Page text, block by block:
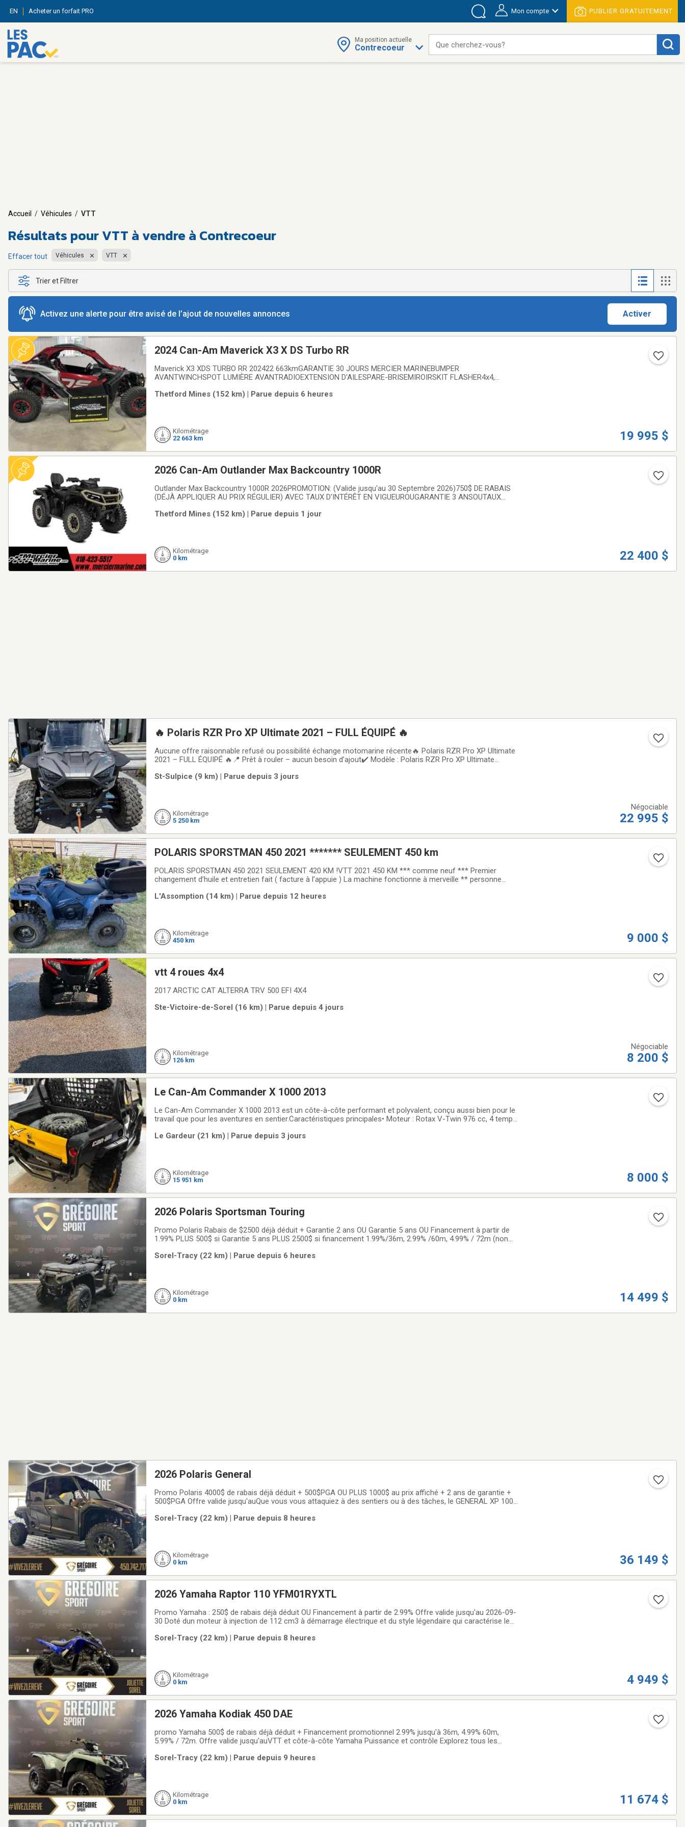
EN Acheter un forfait PRO Mon compte PUBLIER GRATUITEMENT
Ma position actuelle
Contrecoeur Que cherchez-vous?
Accueil / Véhicules / VTT
Résultats pourVTT à vendre à Contrecoeur
Effacer tout Véhicules VTT
Trier et Filtrer
Activez une alerte pour être avisé de l’ajout de nouvelles annonces Activer
2024 Can-Am Maverick X3 X DS Turbo RR
Maverick X3 XDS TURBO RR 202422 663kmGARANTIE 30 JOURS MERCIER MARINEBUMPER
AVANTWINCHSPOT LUMIÈRE AVANTRADIOEXTENSION D'AILESPARE-BRISEMIROIRSKIT FLASHER4x4,
cylindres, 200.0 CV, 900.0 CC, Garantie: 30 JOURS----------------------4x4, Gasoline,
Thetford Mines (152 km) | Parue depuis 6 heures
Kilométrage
22 663 km
19 995 $
2026 Can-Am Outlander Max Backcountry 1000R
Outlander Max Backcountry 1000R 2026PROMOTION: (Valide jusqu'au 30 Septembre 2026)750$ DE RABAIS
(DÉJÀ APPLIQUER AU PRIX RÉGULIER) AVEC TAUX D'INTÉRÊT EN VIGUEUROUGARANTIE 3 ANSOUTAUX
Transmission: Automatique, L-H-N-R-P vitesses, Système de refroidissement:
Thetford Mines (152 km) | Parue depuis 1 jour
Kilométrage
0 km
22 400 $
🔥 Polaris RZR Pro XP Ultimate 2021 – FULL ÉQUIPÉ 🔥
Aucune offre raisonnable refusé ou possibilité échange motomarine récente🔥 Polaris RZR Pro XP Ultimate
2021 – FULL ÉQUIPÉ 🔥📍 Prêt à rouler – aucun besoin d’ajout✔️ Modèle : Polaris RZR Pro XP Ultimate
rouille / très propre🔊 ÉQUIPEMENTS
St-Sulpice (9 km) | Parue depuis 3 jours
Kilométrage
5 250 km
Négociable
22 995 $
POLARIS SPORSTMAN 450 2021 ******* SEULEMENT 450 km
POLARIS SPORSTMAN 450 2021 SEULEMENT 420 KM !VTT 2021 450 KM *** comme neuf *** Premier
changement d’huile et entretien fait ( facture à l’appuie ) La machine fonctionne à merveille ** personne
L'Assomption (14 km) | Parue depuis 12 heures
Kilométrage
450 km
9 000 $
vtt 4 roues 4x4
2017 ARCTIC CAT ALTERRA TRV 500 EFI 4X4
Ste-Victoire-de-Sorel (16 km) | Parue depuis 4 jours
Kilométrage
126 km
Négociable
8 200 $
Le Can-Am Commander X 1000 2013
Le Can-Am Commander X 1000 2013 est un côte-à-côte performant et polyvalent, conçu aussi bien pour le
travail que pour les aventures en sentier.Caractéristiques principales• Moteur : Rotax V-Twin 976 cc, 4 temps
neutre, marche arrière et
Le Gardeur (21 km) | Parue depuis 3 jours
Kilométrage
15 951 km
8 000 $
2026 Polaris Sportsman Touring
Promo Polaris Rabais de $2500 déjà déduit + Garantie 2 ans OU Garantie 5 ans OU Financement à partir de
1.99% PLUS 500$ si Garantie 5 ans PLUS 2500$ si financement 1.99%/36m, 2.99% /60m, 4.99% / 72m (non
grâce à la fiabilité 4x4 et au
Sorel-Tracy (22 km) | Parue depuis 6 heures
Kilométrage
0 km
14 499 $
2026 Polaris General
Promo Polaris 4000$ de rabais déjà déduit + 500$PGA OU PLUS 1000$ au prix affiché + 2 ans de garantie +
500$PGA Offre valide jusqu'auQue vous vous attaquiez à des sentiers ou à des tâches, le GENERAL XP 1000
Polaris combinent performance,
Sorel-Tracy (22 km) | Parue depuis 8 heures
Kilométrage
0 km
36 149 $
2026 Yamaha Raptor 110 YFM01RYXTL
Promo Yamaha : 250$ de rabais déjà déduit OU Financement à partir de 2.99% Offre valide jusqu'au 2026-09-
30 Doté dun moteur à injection de 112 cm3 à démarrage électrique et du style légendaire qui caractérise le
côte-à-côte
Sorel-Tracy (22 km) | Parue depuis 8 heures
Kilométrage
0 km
4 949 $
2026 Yamaha Kodiak 450 DAE
promo Yamaha 500$ de rabais déjà déduit + Financement promotionnel 2.99% jusqu'à 36m, 4.99% 60m,
5.99% / 72m. Offre valide jusqu'auVTT et côte-à-côte Yamaha Puissance et contrôle Explorez tous les
performance et confort au rendez-vous. En stock
Sorel-Tracy (22 km) | Parue depuis 9 heures
Kilométrage
0 km
11 674 $